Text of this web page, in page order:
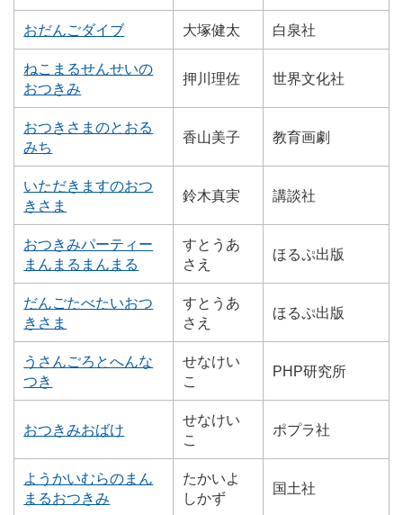
おだんごダイブ 大塚健太 白泉社
ねこまるせんせいの
おつきみ
押川理佐 世界文化社
おつきさまのとおる
みち
香山美子 教育画劇
いただきますのおつ
きさま
鈴木真実 講談社
おつきみパーティー
まんまるまんまる
すとうあ
さえ
ほるぷ出版
だんごたべたいおつ
きさま
すとうあ
さえ
ほるぷ出版
うさんごろとへんな
つき
せなけい
こ
PHP研究所
おつきみおばけ
せなけい
こ
ポプラ社
ようかいむらのまん
まるおつきみ
たかいよ
しかず
国土社